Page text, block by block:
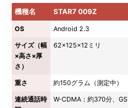
機種名 STAR7 009Z
OS
Android 2.3
サイズ（幅
×高さ×厚
さ）
62×125×12ミリ
重さ
約150グラム（測定中）
連続通話時
W-CDMA：約370分、